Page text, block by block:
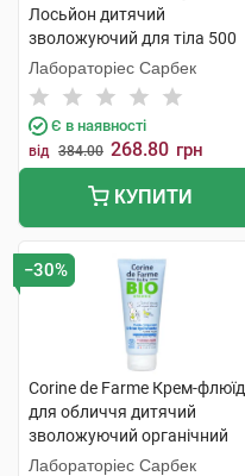
Лосьйон дитячий
зволожуючий для тіла 500
мл 1 флакон
Лабораторіес Сарбек
Є в наявності
від 384.00 268.80 грн
КУПИТИ
−30%
Corine de Farme Крем-флюїд
для обличчя дитячий
зволожуючий органічний
100 мл 1 туба
Лабораторіес Сарбек